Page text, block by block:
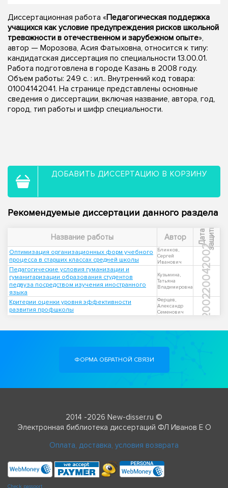
Диссертационная работа «Педагогическая поддержка
учащихся как условие предупреждения рисков школьной
тревожности в отечественном и зарубежном опыте»,
автор — Морозова, Асия Фатыховна, относится к типу:
кандидатская диссертация по специальности 13.00.01.
Работа подготовлена в городе Казань в 2008 году.
Объем работы: 249 с. : ил.. Внутренний код товара:
01004142041. На странице представлены основные
сведения о диссертации, включая название, автора, год,
город, тип работы и шифр специальности.
ДОБАВИТЬ ДИССЕРТАЦИЮ В КОРЗИНУ
Рекомендуемые диссертации данного раздела
Название работы Автор Д
а
т
а
з
а
щ
и
ты
Оптимизация организационных форм учебного
процесса в старших классах средней школы
Блинков,
Сергей
Иванович
2002
Педагогические условия гуманизации и
гуманитаризации образования студентов
педвуза посредством изучения иностранного
языка
Кузьмина,
Татьяна
Владимировна
2004
Критерии оценки уровня эффективности
развития профшколы
Ферцев,
Александр
Семенович
2002
ФОРМА ОБРАТНОЙ СВЯЗИ
2014 -2026 New-disser.ru ©
Электронная библиотека диссертаций ФЛ Иванов Е О
Оплата, доставка, условия возврата
Check passport